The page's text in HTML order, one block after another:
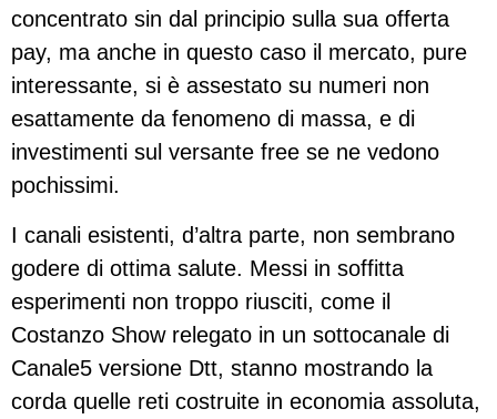
concentrato sin dal principio sulla sua offerta
pay, ma anche in questo caso il mercato, pure
interessante, si è assestato su numeri non
esattamente da fenomeno di massa, e di
investimenti sul versante free se ne vedono
pochissimi.
I canali esistenti, d’altra parte, non sembrano
godere di ottima salute. Messi in soffitta
esperimenti non troppo riusciti, come il
Costanzo Show relegato in un sottocanale di
Canale5 versione Dtt, stanno mostrando la
corda quelle reti costruite in economia assoluta,